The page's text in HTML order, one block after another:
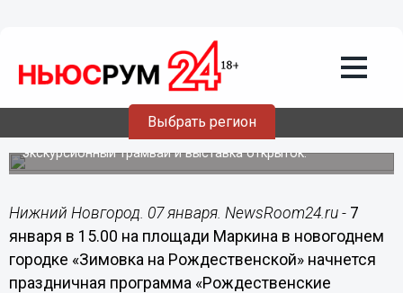
Выбрать регион
«Рождественские гуляния» пройдут в
новогоднем городке «Зимовка на
Рождественской»
Для гостей будут работать ледовый каток,
«Рождественская ярмарка», «Новогодний буфет»,
экскурсионный трамвай и выставка открыток.
Нижний Новгород. 07 января. NewsRoom24.ru - 7
января в 15.00 на площади Маркина в новогоднем
городке «Зимовка на Рождественской» начнется
праздничная программа «Рождественские